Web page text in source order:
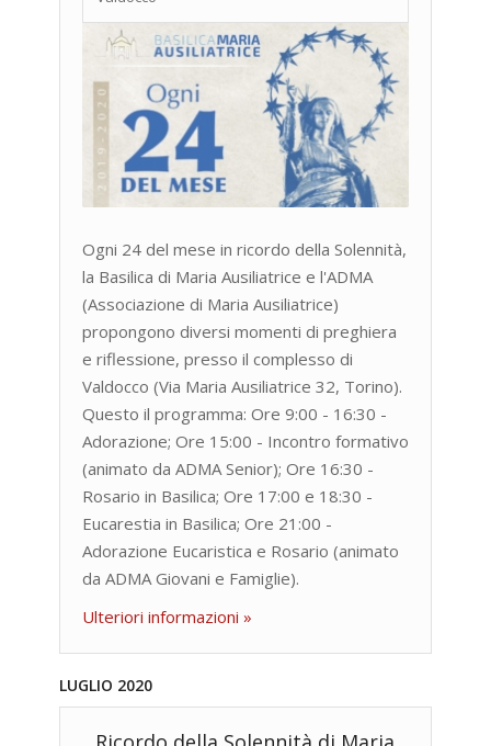
Ogni 24 del mese in ricordo della Solennità,
la Basilica di Maria Ausiliatrice e l'ADMA
(Associazione di Maria Ausiliatrice)
propongono diversi momenti di preghiera
e riflessione, presso il complesso di
Valdocco (Via Maria Ausiliatrice 32, Torino).
Questo il programma: Ore 9:00 - 16:30 -
Adorazione; Ore 15:00 - Incontro formativo
(animato da ADMA Senior); Ore 16:30 -
Rosario in Basilica; Ore 17:00 e 18:30 -
Eucarestia in Basilica; Ore 21:00 -
Adorazione Eucaristica e Rosario (animato
da ADMA Giovani e Famiglie).
Ulteriori informazioni »
LUGLIO 2020